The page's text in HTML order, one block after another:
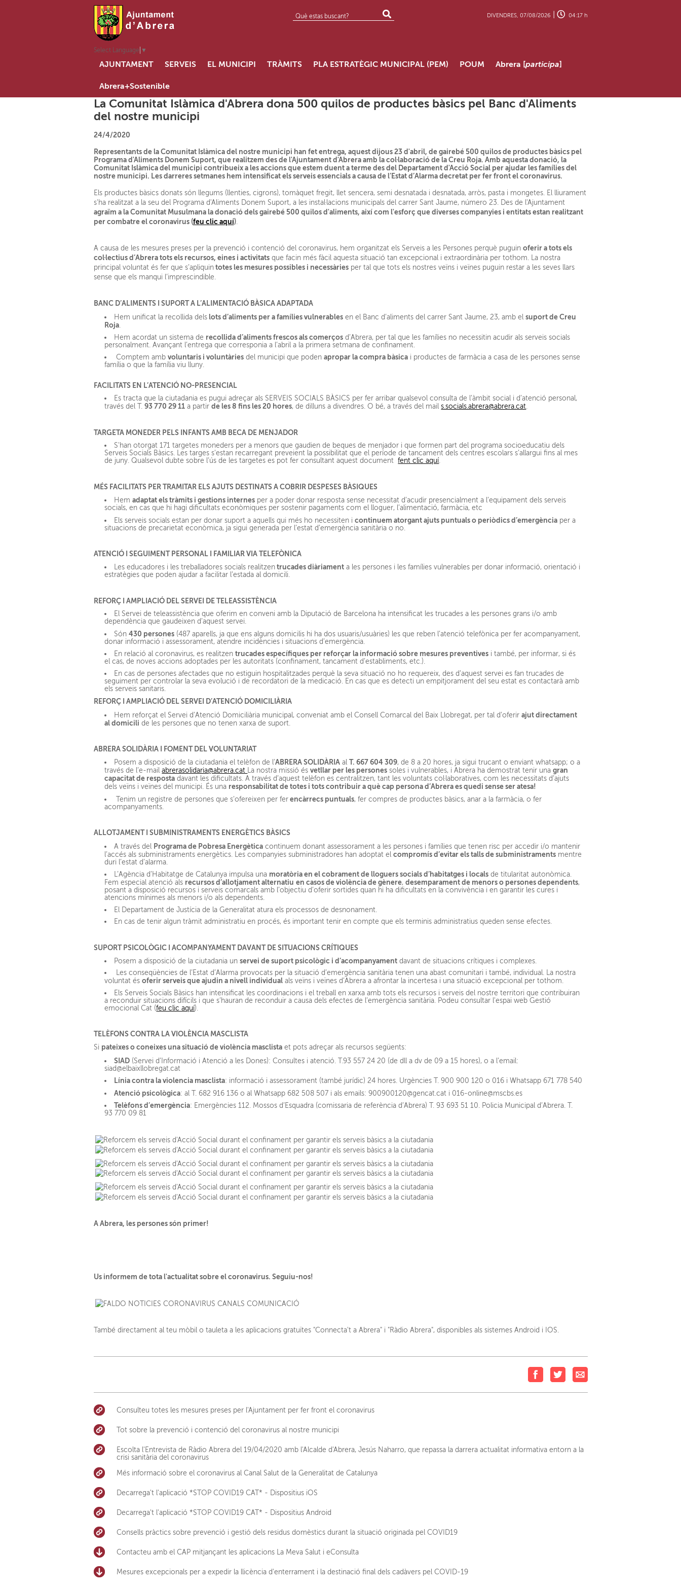
Select Language ▼
DIVENDRES, 07/08/2026 | 04:17 h
AJUNTAMENT SERVEIS EL MUNICIPI TRÀMITS PLA ESTRATÈGIC MUNICIPAL (PEM) POUM Abrera [participa]
Abrera+Sostenible
La Comunitat Islàmica d'Abrera dona 500 quilos de productes bàsics pel Banc d'Aliments
del nostre municipi
24/4/2020
Representants de la Comunitat Islàmica del nostre municipi han fet entrega, aquest dijous 23 d'abril, de gairebé 500 quilos de productes bàsics pel
Programa d'Aliments Donem Suport, que realitzem des de l'Ajuntament d'Abrera amb la col·laboració de la Creu Roja. Amb aquesta donació, la
Comunitat Islàmica del municipi contribueix a les accions que estem duent a terme des del Departament d'Acció Social per ajudar les famílies del
nostre municipi. Les darreres setmanes hem intensificat els serveis essencials a causa de l’Estat d’Alarma decretat per fer front el coronavirus.
Els productes bàsics donats són llegums (llenties, cigrons), tomàquet fregit, llet sencera, semi desnatada i desnatada, arròs, pasta i mongetes. El lliurament
s'ha realitzat a la seu del Programa d'Aliments Donem Suport, a les instal·lacions municipals del carrer Sant Jaume, número 23. Des de l'Ajuntament
agraïm a la Comunitat Musulmana la donació dels gairebé 500 quilos d'aliments, així com l'esforç que diverses companyies i entitats estan realitzant
per combatre el coronavirus (feu clic aquí).
A causa de les mesures preses per la prevenció i contenció del coronavirus, hem organitzat els Serveis a les Persones perquè puguin oferir a tots els
col·lectius d’Abrera tots els recursos, eines i activitatsque facin més fàcil aquesta situació tan excepcional i extraordinària per tothom. La nostra
principal voluntat és fer que s’apliquintotes les mesures possibles i necessàriesper tal que tots els nostres veïns i veïnes puguin restar a les seves llars
sense que els manqui l’imprescindible.
BANC D’ALIMENTS I SUPORT A L’ALIMENTACIÓ BÀSICA ADAPTADA
Hem unificat la recollida dels lots d’aliments per a famílies vulnerables en el Banc d’aliments del carrer Sant Jaume, 23, amb elsuport de Creu
Roja
Hem acordat un sistema de recollida d’aliments frescos als comerços d’Abrera, per tal que les famílies no necessitin acudir als serveis socials
personalment. Avançant l’entrega que corresponia a l’abril a la primera setmana de confinament.
Comptem ambvoluntaris i voluntàries del municipi que podenapropar la compra bàsica i productes de farmàcia a casa de les persones sense
família o que la família viu lluny.
FACILITATS EN L’ATENCIÓ NO-PRESENCIAL
Es tracta que la ciutadania es pugui adreçar als SERVEIS SOCIALS BÀSICS per fer arribar qualsevol consulta de l’àmbit social i d’atenció personal,
través del T.93 770 29 11 a partirde les 8 fins les 20 hores, de dilluns a divendres. O bé, a través del mails.socials.abrera@abrera.cat.
TARGETA MONEDER PELS INFANTS AMB BECA DE MENJADOR
S'han otorgat 171 targetes moneders per a menors que gaudien de beques de menjador i que formen part del programa socioeducatiu dels
Serveis Socials Bàsics. Les targes s'estan recarregant preveient la possibilitat que el període de tancament dels centres escolars s’allargui fins al mes
de juny. Qualsevol dubte sobre l’ús de les targetes es pot fer consultant aquest documentfent clic aquí.
MÉS FACILITATS PER TRAMITAR ELS AJUTS DESTINATS A COBRIR DESPESES BÀSIQUES
Hemadaptat els tràmits i gestions internes per a poder donar resposta sense necessitat d’acudir presencialment a l’equipament dels serveis
socials, en cas que hi hagi dificultats econòmiques per sostenir pagaments com el lloguer, l’alimentació, farmàcia, etc
Els serveis socials estan per donar suport a aquells qui més ho necessiten icontinuem atorgant ajuts puntuals o periòdics d’emergència per a
situacions de precarietat econòmica, ja sigui generada per l’estat d’emergència sanitària o no.
ATENCIÓ I SEGUIMENT PERSONAL I FAMILIAR VIA TELEFÒNICA
Les educadores i les treballadores socials realitzen trucades diàriament a les persones i les famílies vulnerables per donar informació, orientació i
estratègies que poden ajudar a facilitar l’estada al domicili.
REFORÇ I AMPLIACIÓ DEL SERVEI DE TELEASSISTÈNCIA
El Servei de teleassistència que oferim en conveni amb la Diputació de Barcelona ha intensificat les trucades a les persones grans i/o amb
dependència que gaudeixen d’aquest servei.
Són430 persones (487 aparells, ja que ens alguns domicilis hi ha dos usuaris/usuàries) les que reben l’atenció telefònica per fer acompanyament,
donar informació i assessorament, atendre incidències i situacions d’emergència.
En relació al coronavirus, es realitzentrucades específiques per reforçar la informació sobre mesures preventives i també, per informar, si és
el cas, de noves accions adoptades per les autoritats (confinament, tancament d’establiments, etc.).
En cas de persones afectades que no estiguin hospitalitzades perquè la seva situació no ho requereix, des d’aquest servei es fan trucades de
seguiment per controlar la seva evolució i de recordatori de la medicació. En cas que es detecti un empitjorament del seu estat es contactarà amb
els serveis sanitaris.
REFORÇ I AMPLIACIÓ DEL SERVEI D’ATENCIÓ DOMICILIÀRIA
Hem reforçat el Servei d’Atenció Domiciliària municipal, conveniat amb el Consell Comarcal del Baix Llobregat, per tal d’oferirajut directament
al domicili de les persones que no tenen xarxa de suport.
ABRERA SOLIDÀRIA I FOMENT DEL VOLUNTARIAT
Posem a disposició de la ciutadania el telèfon de l’ABRERA SOLIDÀRIA alT. 667 604 309, de 8 a 20 hores, ja sigui trucant o enviant whatsapp; o a
través de l’e-mailabrerasolidaria@abrera.cat La nostra missió ésvetllar per les persones soles i vulnerables, i Abrera ha demostrat tenir unagran
capacitat de resposta davant les dificultats. A través d’aquest telèfon es centralitzen, tant les voluntats col·laboratives, com les necessitats d’ajuts
dels veïns i veïnes del municipi. És una responsabilitat de totes i tots contribuir a què cap persona d’Abrera es quedi sense ser atesa!
Tenim un registre de persones que s’ofereixen per fer encàrrecs puntuals, fer compres de productes bàsics, anar a la farmàcia, o fer
acompanyaments.
ALLOTJAMENT I SUBMINISTRAMENTS ENERGÈTICS BÀSICS
A través del Programa de Pobresa Energètica continuem donant assessorament a les persones i famílies que tenen risc per accedir i/o mantenir
l’accés als subministraments energètics. Les companyies subministradores han adoptat elcompromís d’evitar els talls de subministraments mentre
duri l’estat d’alarma.
L’Agència d’Habitatge de Catalunya impulsa una moratòria en el cobrament de lloguers socials d’habitatges i locals de titularitat autonòmica.
Fem especial atenció als recursos d’allotjament alternatiu en casos de violència de gènere,desemparament de menors o persones dependents,
posant a disposició recursos i serveis comarcals amb l’objectiu d’oferir sortides quan hi ha dificultats en la convivència i en garantir les cures i
atencions mínimes als menors i/o als dependents.
El Departament de Justícia de la Generalitat atura els processos de desnonament.
En cas de tenir algun tràmit administratiu en procés, és important tenir en compte que els terminis administratius queden sense efectes.
SUPORT PSICOLÒGIC I ACOMPANYAMENT DAVANT DE SITUACIONS CRÍTIQUES
Posem a disposició de la ciutadania unservei de suport psicològic i d’acompanyament davant de situacions crítiques i complexes.
Les conseqüències de l’Estat d’Alarma provocats per la situació d’emergència sanitària tenen una abast comunitari i també, individual. La nostra
voluntat ésoferir serveis que ajudin a nivell individual als veïns i veïnes d’Abrera a afrontar la incertesa i una situació excepcional per tothom.
Els Serveis Socials Bàsics han intensificat les coordinacions i el treball en xarxa amb tots els recursos i serveis del nostre territori que contribuiran
a reconduir situacions difícils i que s’hauran de reconduir a causa dels efectes de l’emergència sanitària. Podeu consultar l'espai web Gestió
emocional Cat (feu clic aquí).
TELÈFONS CONTRA LA VIOLÈNCIA MASCLISTA
Si pateixes o coneixes una situació de violència masclistaet pots adreçar als recursos següents:
SIAD (Servei d’Informació i Atenció a les Dones): Consultes i atenció. T.93 557 24 20 (de dll a dv de 09 a 15 hores), o a l’email:
siad@elbaixllobregat.cat
Línia contra la violencia masclista: informació i assessorament (també jurídic) 24 hores. Urgències T. 900 900 120 o 016 i Whatsapp 671 778 540
Atenció psicològica: al T. 682 916 136 o al Whatsapp 682 508 507 i als emails: 900900120@gencat.cat i 016-online@mscbs.es
Telèfons d’emergència: Emergències 112. Mossos d’Esquadra (comissaria de referència d’Abrera) T. 93 693 51 10. Policia Municipal d’Abrera. T.
93 770 09 81
A Abrera, les persones són primer!
Us informem de tota l'actualitat sobre el coronavirus. Seguiu-nos!
També directament al teu mòbil o tauleta a les aplicacions gratuïtes "Connecta't a Abrera" i "Ràdio Abrera", disponibles als sistemes Android i IOS.
Consulteu totes les mesures preses per l'Ajuntament per fer front el coronavirus
Tot sobre la prevenció i contenció del coronavirus al nostre municipi
Escolta l'Entrevista de Ràdio Abrera del 19/04/2020 amb l'Alcalde d'Abrera, Jesús Naharro, que repassa la darrera actualitat informativa entorn a la
crisi sanitària del coronavirus
Més informació sobre el coronavirus al Canal Salut de la Generalitat de Catalunya
Decarrega't l'aplicació *STOP COVID19 CAT* - Dispositius iOS
Decarrega't l'aplicació *STOP COVID19 CAT* - Dispositius Android
Consells pràctics sobre prevenció i gestió dels residus domèstics durant la situació originada pel COVID19
Contacteu amb el CAP mitjançant les aplicacions La Meva Salut i eConsulta
Mesures excepcionals per a expedir la llicència d'enterrament i la destinació final dels cadàvers pel COVID-19